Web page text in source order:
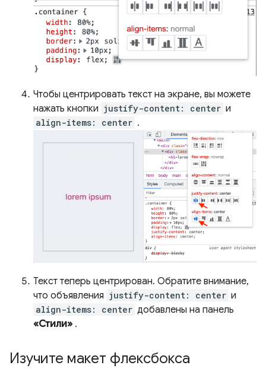
Чтобы центрировать текст на экране, вы можете
нажать кнопки justify-content: center и
align-items: center .
Текст теперь центрирован. Обратите внимание,
что объявления justify-content: center и
align-items: center добавлены на панель
«Стили» .
Изучите макет флексбокса